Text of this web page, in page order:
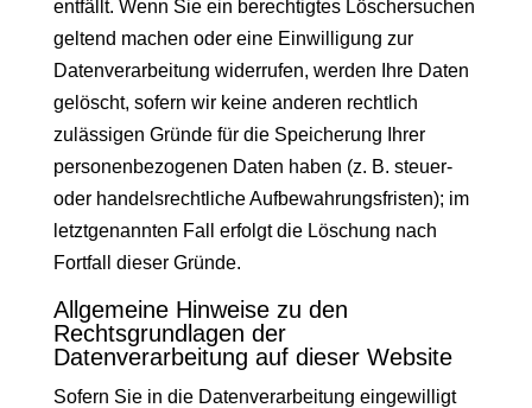
entfällt. Wenn Sie ein berechtigtes Löschersuchen
geltend machen oder eine Einwilligung zur
Datenverarbeitung widerrufen, werden Ihre Daten
gelöscht, sofern wir keine anderen rechtlich
zulässigen Gründe für die Speicherung Ihrer
personenbezogenen Daten haben (z. B. steuer-
oder handelsrechtliche Aufbewahrungsfristen); im
letztgenannten Fall erfolgt die Löschung nach
Fortfall dieser Gründe.
Allgemeine Hinweise zu den
Rechtsgrundlagen der
Datenverarbeitung auf dieser Website
Sofern Sie in die Datenverarbeitung eingewilligt